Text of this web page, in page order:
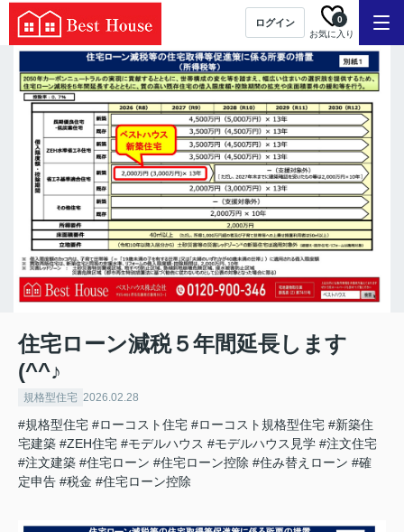
ログイン
お気に入り
0
住宅ローン減税５年間延長します
(^^♪
規格型住宅 2026.02.28
#規格型住宅 #ローコスト住宅 #ローコスト規格型住宅 #新築住
宅建築 #ZEH住宅 #モデルハウス #モデルハウス見学 #注文住宅
#注文建築 #住宅ローン #住宅ローン控除 #住み替えローン #確
定申告 #税金 #住宅ローン控除